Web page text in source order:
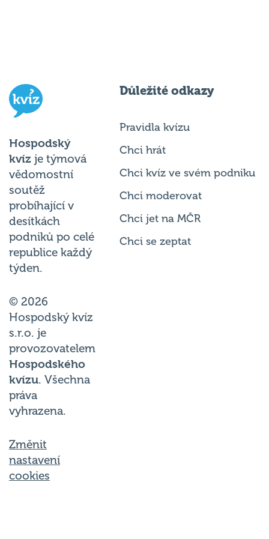
Hospodský
kvíz je týmová
vědomostní
soutěž
probíhající v
desítkách
podniků po celé
republice každý
týden.
© 2026
Hospodský kvíz
s.r.o. je
provozovatelem
Hospodského
kvízu. Všechna
práva
vyhrazena.
Změnit
nastavení
cookies
Důležité odkazy
Pravidla kvízu
Chci hrát
Chci kvíz ve svém podniku
Chci moderovat
Chci jet na MČR
Chci se zeptat